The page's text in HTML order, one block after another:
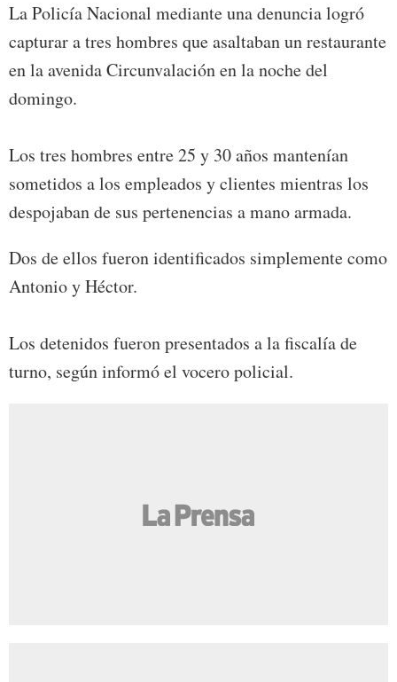
La Policía Nacional mediante una denuncia logró
capturar a tres hombres que asaltaban un restaurante
en la avenida Circunvalación en la noche del
domingo.
Los tres hombres entre 25 y 30 años mantenían
sometidos a los empleados y clientes mientras los
despojaban de sus pertenencias a mano armada.
Dos de ellos fueron identificados simplemente como
Antonio y Héctor.
Los detenidos fueron presentados a la fiscalía de
turno, según informó el vocero policial.